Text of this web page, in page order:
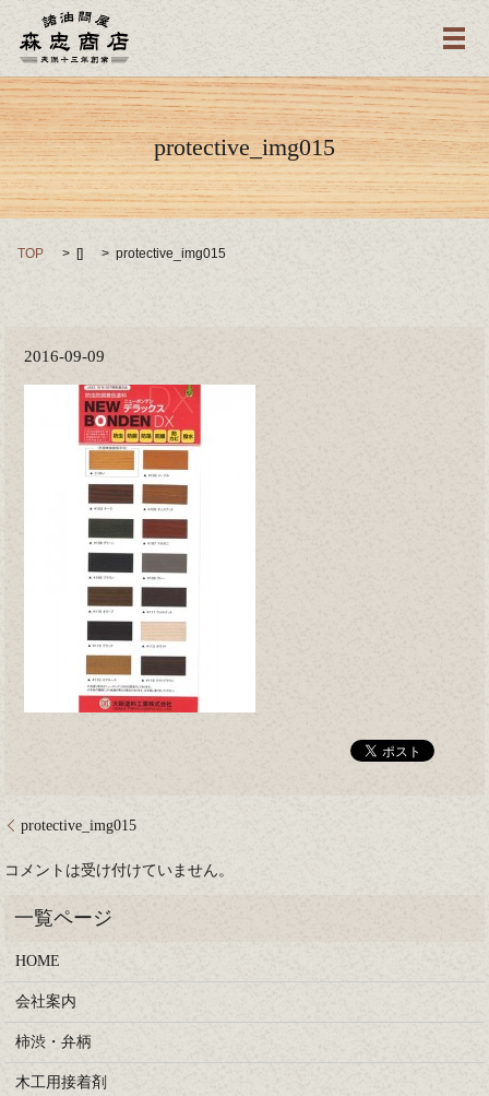
メ
protective_img015
TOP [] protective_img015
2016-09-09
protective_img015
コメントは受け付けていません。
HOME
会社案内
柿渋・弁柄
木工用接着剤